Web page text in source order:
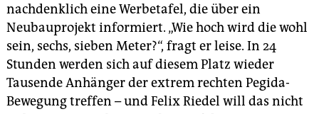
abo
genossenschaft
epaper login
nachdenklich eine Werbetafel, die über ein
Neubauprojekt informiert. „Wie hoch wird die wohl
sein, sechs, sieben Meter?“, fragt er leise. In 24
Stunden werden sich auf diesem Platz wieder
Tausende Anhänger der extrem rechten Pegida-
Bewegung treffen – und Felix Riedel will das nicht